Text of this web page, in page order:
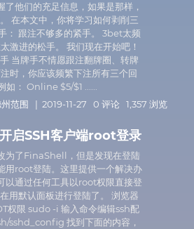
了他们的充足信息，如果是那样，
在本文中，你将学习如何剥削三
： 跟注不够多的紧手。 3bet太频
激进的松手。 我们现在开始吧！
当牌手不情愿跟注翻牌圈、转牌
时，你应该频繁下注所有三个回
如： Online $5/$1 ......
范围 | 2019-11-27 0 评论 1,357 浏览
启SSH客户端root登录
为了FinaShell，但是发现在登陆
用root登陆。这里提供一个解决办
以通过任何工具以root权限直接登
用默认面板进行登陆了。 浏览器
权限 sudo -i 输入命令编辑ssh配
sshd_config 找到下面的内容，